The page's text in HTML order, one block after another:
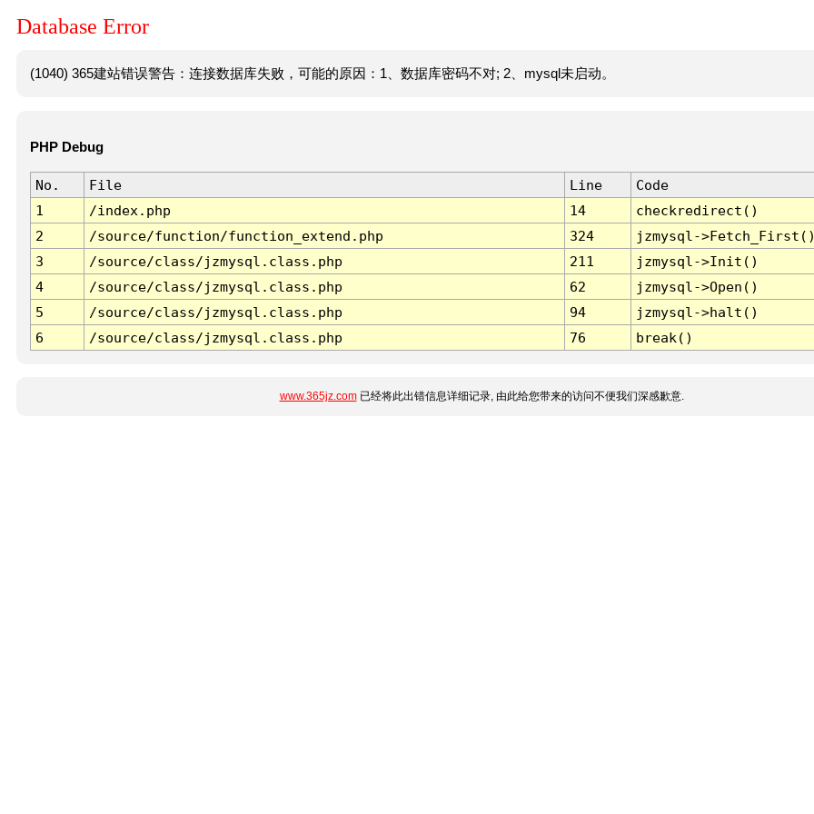
Database Error
(1040) 365建站错误警告：连接数据库失败，可能的原因：1、数据库密码不对; 2、mysql未启动。
PHP Debug
No. File Line
Code
1
/index.php 14
checkredirect()
2
/source/function/function_extend.php 324
jzmysql-
3
/source/class/jzmysql.class.php 211
jzmysql->Init()
4
/source/class/jzmysql.class.php 62
jzmysql->Open()
5
/source/class/jzmysql.class.php 94
jzmysql->halt()
6
/source/class/jzmysql.class.php 76 break()
www.365jz.com已经将此出错信息详细记录, 由此给您带来的访问不便我们深感歉意.